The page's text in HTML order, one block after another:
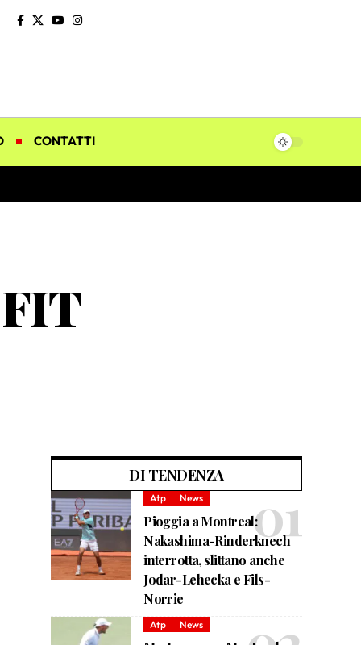
CONTATTI
DI TENDENZA
Atp News
Pioggia a Montreal:
Nakashima-Rinderknech
interrotta, slittano anche
Jodar-Lehecka e Fils-
Norrie
Atp News